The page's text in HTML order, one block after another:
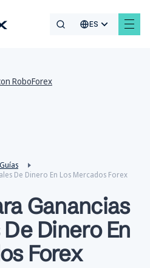
ES
RoboForex
Guías
De Dinero En Los Mercados Forex
Ganancias
Dinero En
Forex